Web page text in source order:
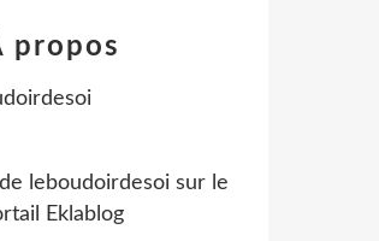
propos
leboudoirdesoisur le
Eklablog